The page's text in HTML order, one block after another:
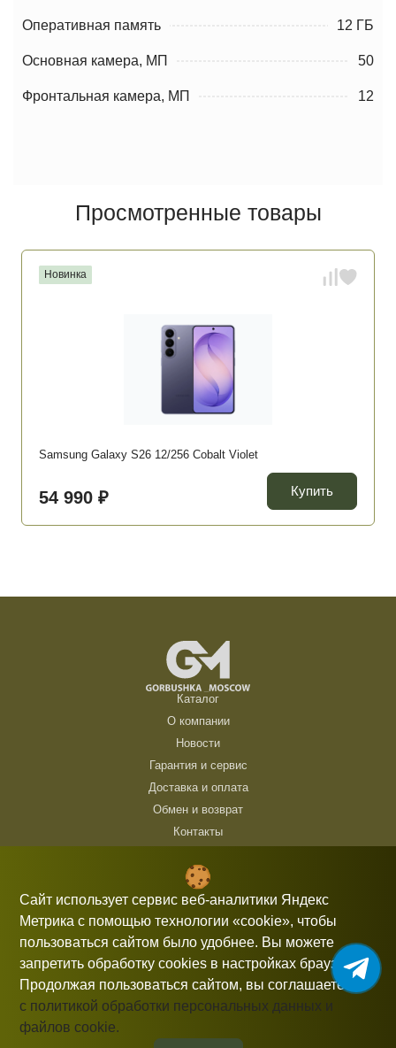
Оперативная память 12 ГБ
Основная камера, МП 50
Фронтальная камера, МП 12
Просмотренные товары
Новинка
Samsung Galaxy S26 12/256 Cobalt Violet
54 990 ₽ Купить
Каталог
О компании
Новости
Гарантия и сервис
Доставка и оплата
Обмен и возврат
Контакты
10:00 — 21:00 без выходных
gorbushka-moscow@yandex.ru
Информация, представленная на сайте, не является публичной
Сайт использует сервис веб-аналитики Яндекс
Метрика с помощью технологии «cookie», чтобы
пользоваться сайтом было удобнее. Вы можете
запретить обработку cookies в настройках браузера.
Продолжая пользоваться сайтом, вы соглашаетесь
с политикой обработки персональных данных и
файлов cookie.